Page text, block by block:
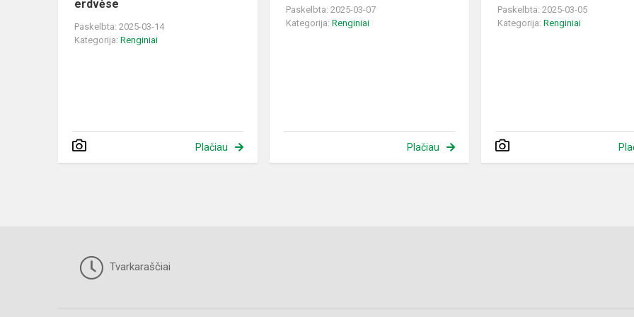
erdvėse
Paskelbta: 2025-03-14
Kategorija: Renginiai
Plačiau
Paskelbta: 2025-03-07
Kategorija:Renginiai
Plačiau
Paskelbta: 2025-03-05
Kategorija:Renginiai
Tvarkaraščiai